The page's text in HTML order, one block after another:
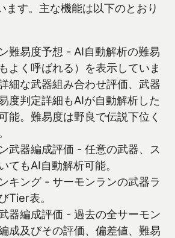
ます。主な機能は以下のとおり
難易度予想 - AI自動解析の難易
よく呼ばれる）を表示していま
細な武器組み合わせ評価、武器
度判定詳細もAIが自動解析した
能。難易度は野良で伝説下位く
武器編成評価 - 任意の武器、ス
てもAI自動解析可能。
キング - サーモンランの武器ラ
Tier表。
器編成評価 - 過去の全サーモン
成及びその評価、偏差値、難易